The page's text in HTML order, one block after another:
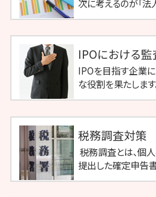
次に考えるのが「法
IPOにおける
IPOを目指す企業
な役割を果たしま
税務調査対策
税務調査とは、個
提出した確定申告